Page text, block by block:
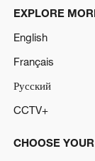
EXPLORE
English
Français
Русский
CCTV+
CHOOSE